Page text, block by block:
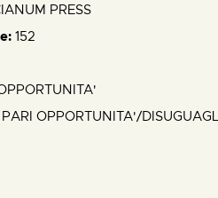
PRESS
152
PARI OPPORTUNITA'/